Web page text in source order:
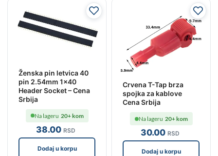
Ženska pin letvica 40
pin 2.54mm 1×40
Header Socket – Cena
Srbija
38.00 RSD
Na lageru 20+ kom
Dodaj u korpu
Crvena T-Tap brza
spojka za kablove
Cena Srbija
30.00 RSD
Na lageru 20+ kom
Dodaj u korpu